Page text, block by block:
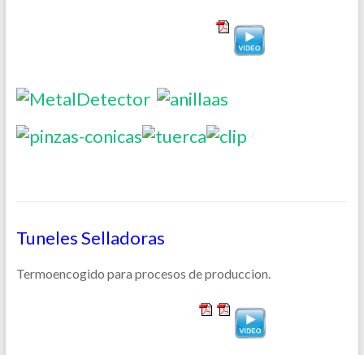
Tuneles Selladoras
Termoencogido para procesos de produccion.